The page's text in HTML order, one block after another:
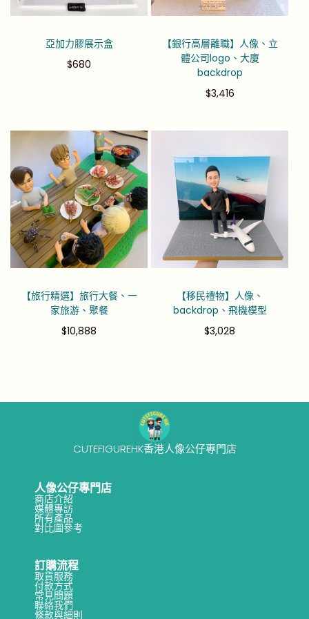
亞加力膠展示盒
$680
【銀行高層離職】人像、立
體公司logo、大廈
backdrop
$3,416
【旅行精選】旅行大餐、一
家旅游、聚餐
$10,888
【移民禮物】人像、
backdrop、飛機模型
$3,028
CUTEFIGUREHK香港人像公仔專門店
人像公仔專門店
商店介紹
媒體專訪
所有產品
對比圖參考
訂購流程
取貨服務
付款方式
常見問題
聯絡我們
條款與細則